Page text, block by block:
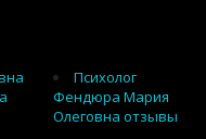
Психолог
Фендюра Мария
Олеговна отзывы